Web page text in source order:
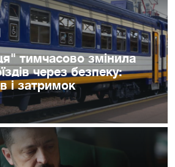
тимчасово змінила
через безпеку:
і затримок